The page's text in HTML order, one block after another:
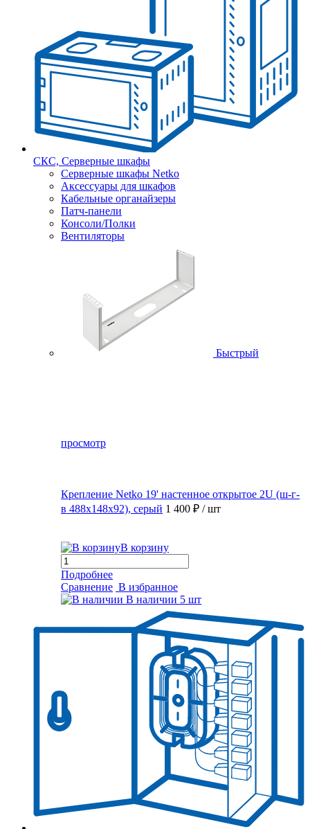
СКС, Серверные шкафы
Серверные шкафы Netko
Аксессуары для шкафов
Кабельные органайзеры
Патч-панели
Консоли/Полки
Вентиляторы
Быстрый
просмотр
Крепление Netko 19' настенное открытое 2U (ш-г-
в 488х148х92), серый 1 400 ₽ / шт
В корзину
Подробнее
Сравнение В избранное
В наличии 5 шт